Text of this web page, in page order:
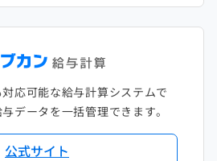
応可能な給与計算システムで
データを一括管理できます。
公式サイト